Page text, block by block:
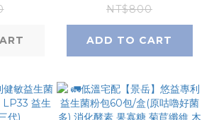
】
NT$800
ADD TO CART